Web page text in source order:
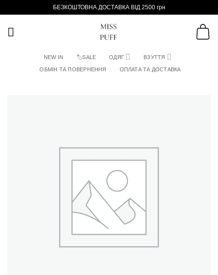
БЕЗКОШТОВНА ДОСТАВКА ВІД 2500 грн
NEW IN 🏷SALE ОДЯГ ВЗУТТЯ
ОБМІН ТА ПОВЕРНЕННЯ ОПЛАТА ТА ДОСТАВКА